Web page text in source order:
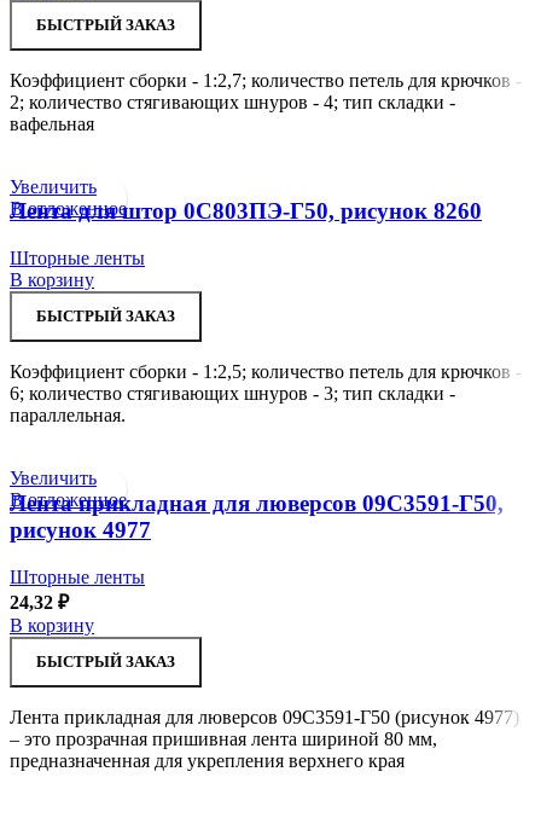
БЫСТРЫЙ ЗАКАЗ
Коэффициент сборки - 1:2,7; количество петель для крючков -
2; количество стягивающих шнуров - 4; тип складки -
вафельная
Увеличить
В отложенное
Лента для штор 0С803ПЭ-Г50, рисунок 8260
Шторные ленты
В корзину
БЫСТРЫЙ ЗАКАЗ
Коэффициент сборки - 1:2,5; количество петель для крючков -
6; количество стягивающих шнуров - 3; тип складки -
параллельная.
Увеличить
В отложенное
Лента прикладная для люверсов 09С3591-Г50,
рисунок 4977
Шторные ленты
24,32 ₽
В корзину
БЫСТРЫЙ ЗАКАЗ
Лента прикладная для люверсов 09С3591-Г50 (рисунок 4977)
– это прозрачная пришивная лента шириной 80 мм,
предназначенная для укрепления верхнего края